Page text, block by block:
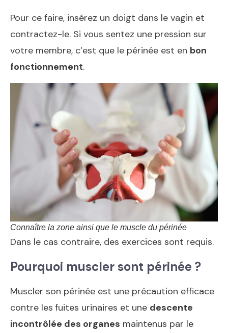
Pour ce faire, insérez un doigt dans le vagin et
contractez-le. Si vous sentez une pression sur
votre membre, c’est que le périnée est en bon
fonctionnement.
Connaître la zone ainsi que le muscle du périnée
Dans le cas contraire, des exercices sont requis.
Pourquoi muscler sont périnée ?
Muscler son périnée est une précaution efficace
contre les fuites urinaires et une descente
incontrôlée des organes maintenus par le